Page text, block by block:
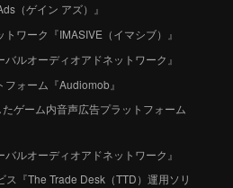
（ゲイン アズ）』
ワーク『IMASIVE（イマシブ）』
ルオーディオアドネットワーク』
ォーム『Audiomob』
ゲーム内音声広告プラットフォーム
ルオーディオアドネットワーク』
ス『The Trade Desk（TTD）運用ソリ